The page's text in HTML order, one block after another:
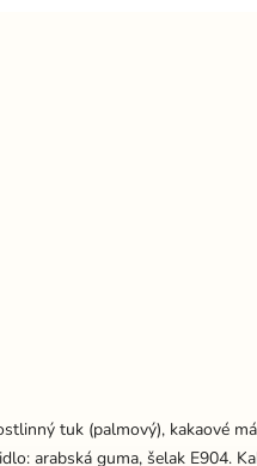
tuk (palmový), kakaové
arabská guma, šelak E904.